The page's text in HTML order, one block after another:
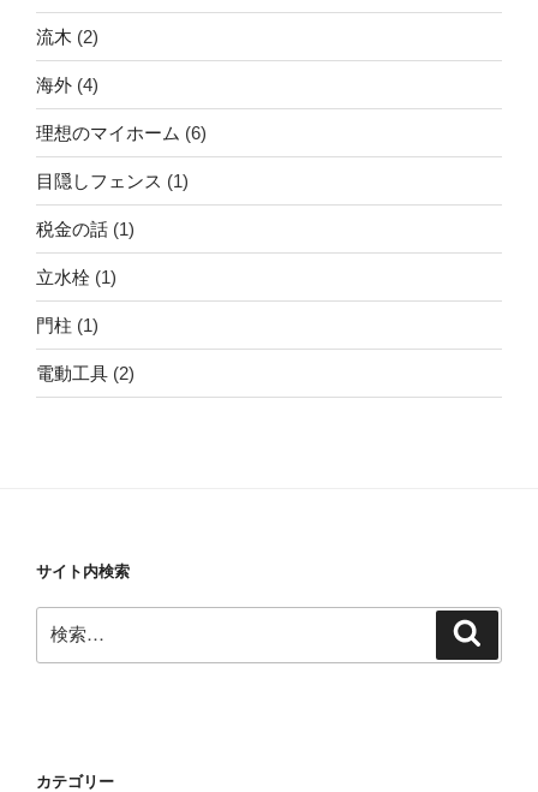
流木 (2)
海外 (4)
理想のマイホーム (6)
目隠しフェンス (1)
税金の話 (1)
立水栓 (1)
門柱 (1)
電動工具 (2)
サイト内検索
索:
カテゴリー